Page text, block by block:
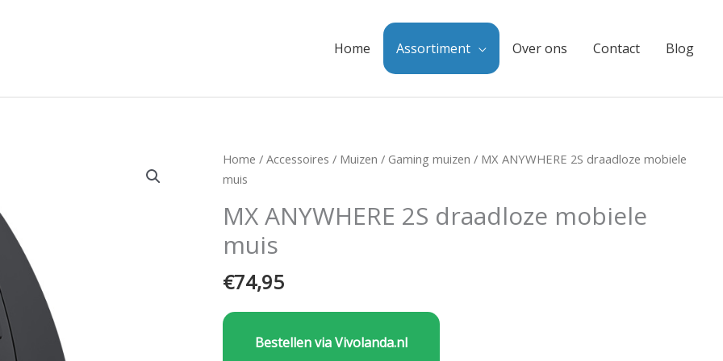
Home Assortiment Over ons Contact Blog
Home /Accessoires / Muizen / Gaming muizen / MX ANYWHERE 2S draadloze mobiele
muis
MX ANYWHERE 2S draadloze mobiele
muis
€74,95
Bestellen via Vivolanda.nl